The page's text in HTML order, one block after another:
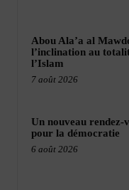
Abou Ala’a al
l’inclination au
l’Islam
7 août 2026
Un nouveau rendez-
pour la démocratie
6 août 2026